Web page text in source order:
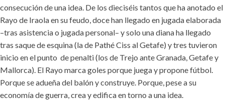
consecución de una idea. De los dieciséis tantos que ha anotado el
Rayo de Iraola en su feudo, doce han llegado en jugada elaborada
–tras asistencia o jugada personal– y solo una diana ha llegado
tras saque de esquina (la de Pathé Ciss al Getafe) y tres tuvieron
inicio en el punto de penalti (los de Trejo ante Granada, Getafe y
Mallorca). El Rayo marca goles porque juega y propone fútbol.
Porque se adueña del balón y construye. Porque, pese a su
economía de guerra, crea y edifica en torno a una idea.